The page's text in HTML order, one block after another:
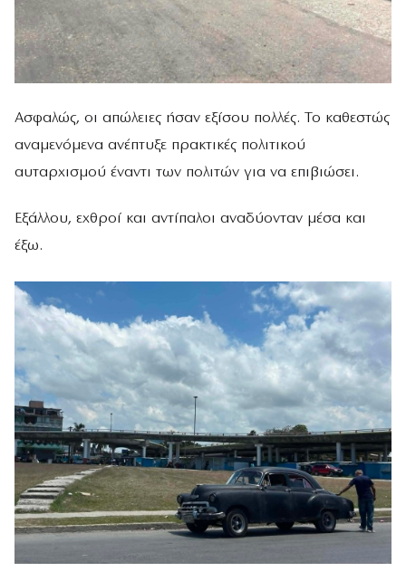
Ασφαλώς, οι απώλειες ήσαν εξίσου πολλές. Το καθεστώς
αναμενόμενα ανέπτυξε πρακτικές πολιτικού
αυταρχισμού έναντι των πολιτών για να επιβιώσει.
Εξάλλου, εχθροί και αντίπαλοι αναδύονταν μέσα και
έξω.